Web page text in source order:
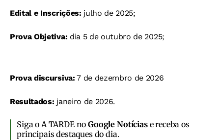
Edital e Inscrições: julho de 2025;
Prova Objetiva: dia 5 de outubro de 2025;
Prova discursiva: 7 de dezembro de 2026
Resultados: janeiro de 2026.
Siga o A TARDE noGoogle Notíciase receba os
principais destaques do dia.